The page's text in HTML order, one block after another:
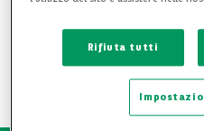
Rifiuta tutti